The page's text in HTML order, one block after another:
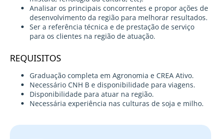
Analisar os principais concorrentes e propor ações de
desenvolvimento da região para melhorar resultados.
Ser a referência técnica e de prestação de serviço
para os clientes na região de atuação.
REQUISITOS
Graduação completa em Agronomia e CREA Ativo.
Necessário CNH B e disponibilidade para viagens.
Disponibilidade para atuar na região.
Necessária experiência nas culturas de soja e milho.